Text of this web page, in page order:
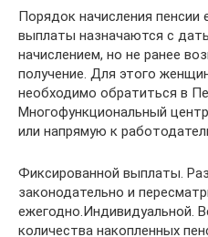
Порядок начисления пенсии
выплаты назначаются с
начислением, но не ранее
получение. Для этого
необходимо обратиться в
Многофункциональный
или напрямую к
Фиксированной выплаты.
законодательно и
ежегодно.Индивидуальной.
количества накопленных